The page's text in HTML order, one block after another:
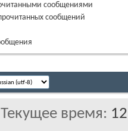
сообщениями
сообщений
Текущее время: